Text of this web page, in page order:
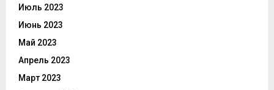
Июль 2023
Июнь 2023
Май 2023
Апрель 2023
Март 2023